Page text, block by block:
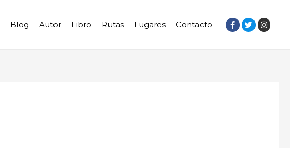
Blog Autor Libro Rutas Lugares Contacto